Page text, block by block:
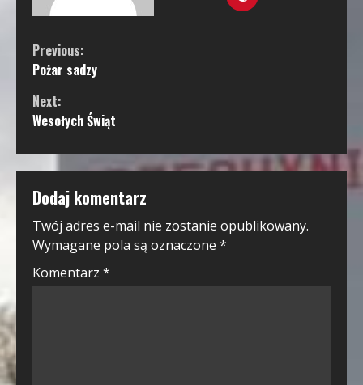
Continue
Reading
Previous:
Pożar sadzy
Next:
Wesołych Świąt
Dodaj komentarz
Twój adres e-mail nie zostanie opublikowany.
Wymagane pola są oznaczone *
Komentarz *